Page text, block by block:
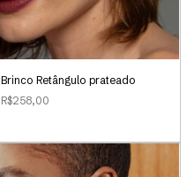
Brinco Retângulo prateado
R$258,00